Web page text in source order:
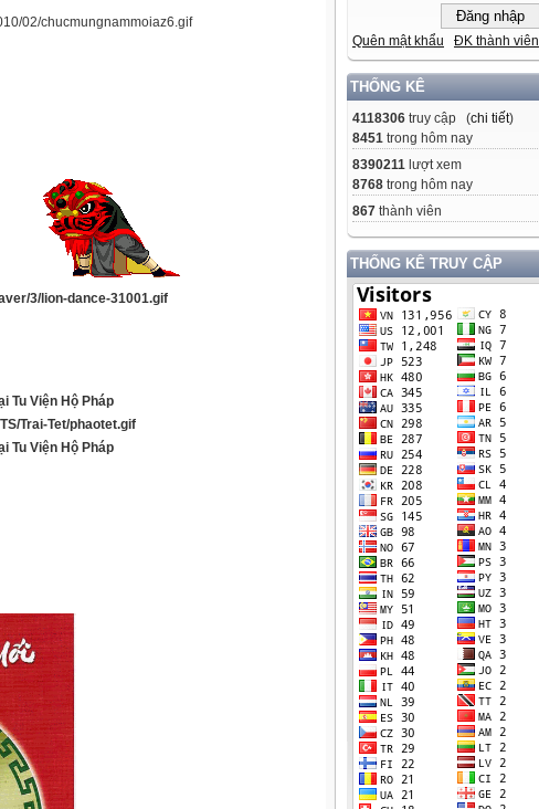
Quên mật khẩu ĐK thành viên
THỐNG KÊ
4118306 truy cập (chi tiết)
8451 trong hôm nay
8390211 lượt xem
8768 trong hôm nay
867 thành viên
THỐNG KÊ TRUY CẬP